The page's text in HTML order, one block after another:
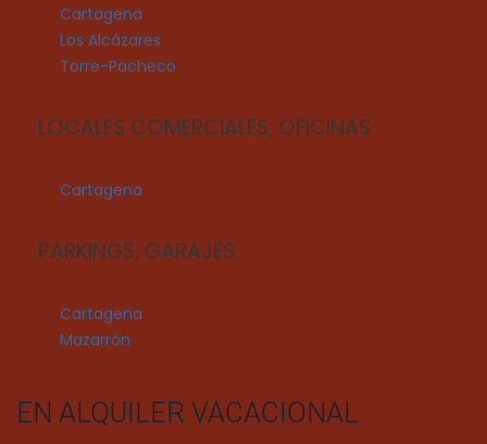
Cartagena
Los Alcázares
Torre-Pacheco
LOCALES COMERCIALES, OFICINAS
Cartagena
PARKINGS, GARAJES
Cartagena
Mazarrón
EN ALQUILER VACACIONAL